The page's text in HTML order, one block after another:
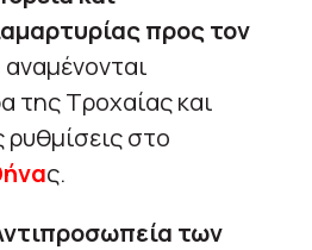
προς τον
της Τροχαίας και
ρυθμίσεις στο
ς.
των